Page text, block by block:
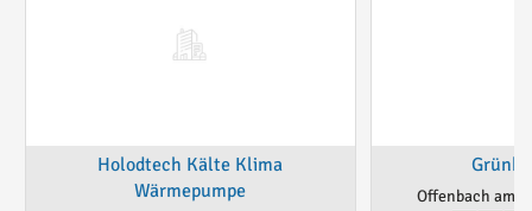
Holodtech Kälte Klima
Wärmepumpe
Offenbach am